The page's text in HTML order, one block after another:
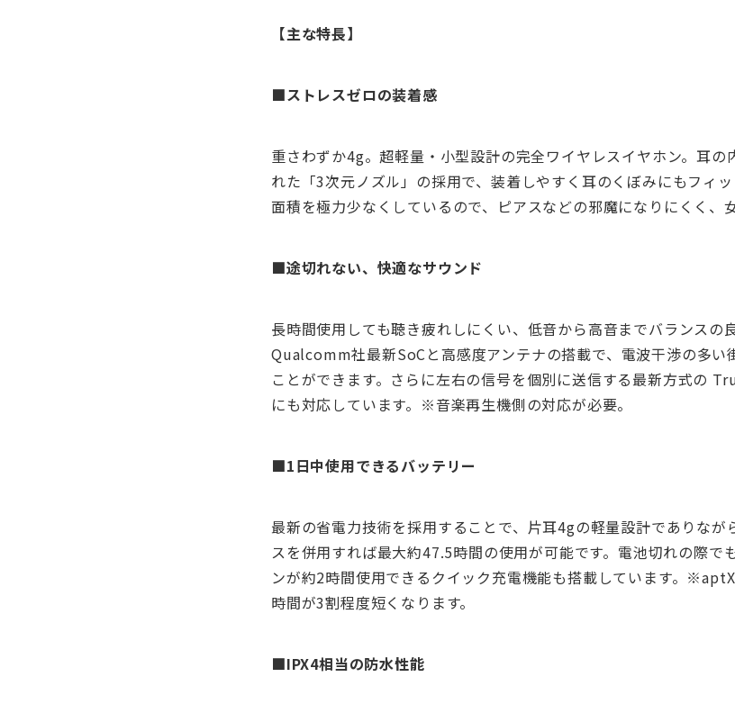
【主な特長】
■ストレスゼロの装着感
重さわずか4g。超軽量・小型設計の完全ワイヤレスイヤホン。耳の
れた「3次元ノズル」の採用で、装着しやすく耳のくぼみにもフィ
面積を極力少なくしているので、ピアスなどの邪魔になりにくく、
■途切れない、快適なサウンド
長時間使用しても聴き疲れしにくい、低音から高音までバランスの
Qualcomm社最新SoCと高感度アンテナの搭載で、電波干渉の多い
ことができます。さらに左右の信号を個別に送信する最新方式の
にも対応しています。※音楽再生機側の対応が必要。
■1日中使用できるバッテリー
最新の省電力技術を採用することで、片耳4gの軽量設計でありな
スを併用すれば最大約47.5時間の使用が可能です。電池切れの際で
ンが約2時間使用できるクイック充電機能も搭載しています。 ※
時間が3割程度短くなります。
■IPX4相当の防水性能